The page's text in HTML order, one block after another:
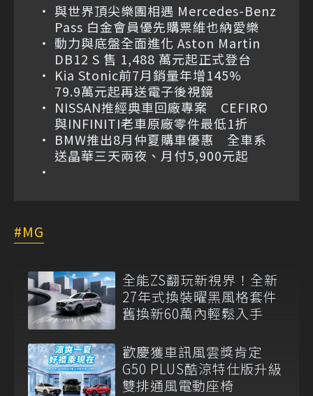
與世界頂尖樂團相遇 Mercedes-Benz
Pass 白金會員優先購票維也納愛樂
動力與底盤全面進化 Aston Martin
DB12 S 售 1,488 萬元起正式登台
Kia Stonic前7月銷量年增145%
79.9萬元起再送電子後視鏡
NISSAN推經典車回廠專案 CEFIRO
與INFINITI老車原廠零件最低1折
BMW推出8月仲夏購車優惠 全車系
送晶華三天兩夜、月付5,900元起
MG
全能ZS翻玩新視界！全新
27年式換裝曜黑風格套件
舊換新60萬內輕鬆入手
歡慶獲車訊風雲獎肯定
G50 PLUS酷涼特仕版升級
雙排通風電動座椅